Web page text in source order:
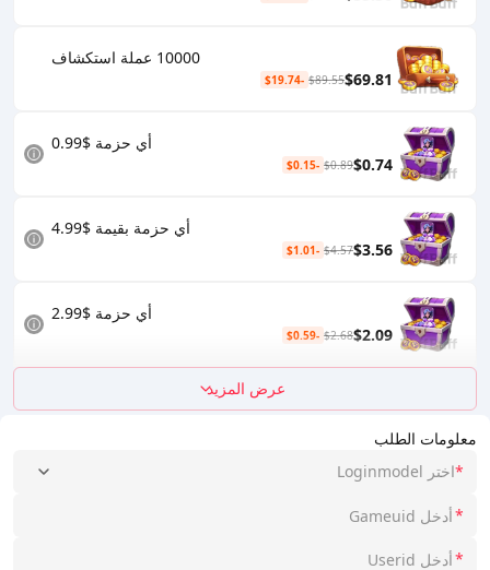
معلومات الطلب
*اختر Loginmodel
*
*
10000 عملة استكشاف
$69.81
$89.55
-$19.74
أي حزمة $0.99
$0.74
$0.89
-$0.15
أي حزمة بقيمة $4.99
$3.56
$4.57
-$1.01
أي حزمة $2.99
$2.09
$2.68
-$0.59
عرض المزيد